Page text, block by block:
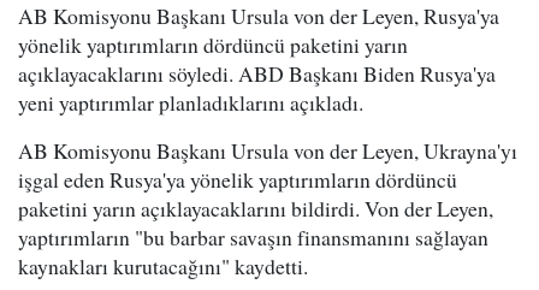
AB Komisyonu Başkanı Ursula von der Leyen, Rusya'ya
yönelik yaptırımların dördüncü paketini yarın
açıklayacaklarını söyledi. ABD Başkanı Biden Rusya'ya
yeni yaptırımlar planladıklarını açıkladı.
AB Komisyonu Başkanı Ursula von der Leyen, Ukrayna'yı
işgal eden Rusya'ya yönelik yaptırımların dördüncü
paketini yarın açıklayacaklarını bildirdi. Von der Leyen,
yaptırımların "bu barbar savaşın finansmanını sağlayan
kaynakları kurutacağını" kaydetti.